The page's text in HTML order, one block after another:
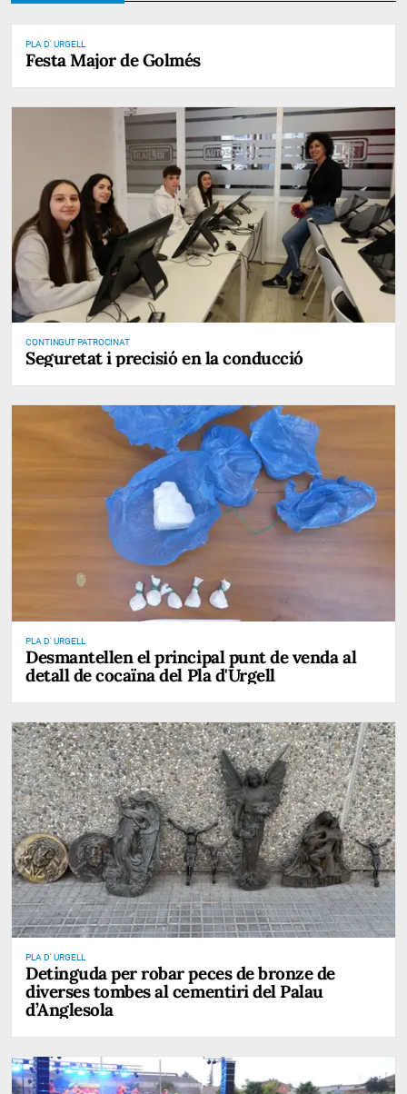
PLA D' URGELL
Festa Major de Golmés
CONTINGUT PATROCINAT
Seguretat i precisió en la conducció
PLA D' URGELL
Desmantellen el principal punt de venda al
detall de cocaïna del Pla d'Urgell
PLA D' URGELL
Detinguda per robar peces de bronze de
diverses tombes al cementiri del Palau
d’Anglesola